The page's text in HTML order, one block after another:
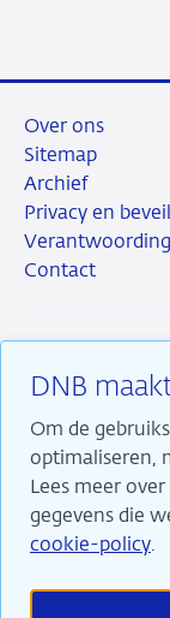
DNB
Om de
optimaliseren,
Lees meer
gegevens die
cookie-policy.
Over ons
Sitemap
Archief
Privacy en
Verantwoording
Contact
Wij maken ons
dragen